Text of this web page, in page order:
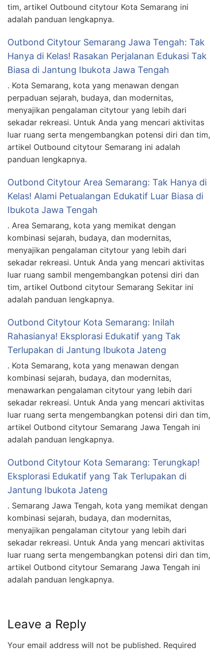
tim, artikel Outbound citytour Kota Semarang ini
adalah panduan lengkapnya.
Outbond Citytour Semarang Jawa Tengah: Tak
Hanya di Kelas! Rasakan Perjalanan Edukasi Tak
Biasa di Jantung Ibukota Jawa Tengah
. Kota Semarang, kota yang menawan dengan
perpaduan sejarah, budaya, dan modernitas,
menyajikan pengalaman citytour yang lebih dari
sekadar rekreasi. Untuk Anda yang mencari aktivitas
luar ruang serta mengembangkan potensi diri dan tim,
artikel Outbound citytour Semarang ini adalah
panduan lengkapnya.
Outbond Citytour Area Semarang: Tak Hanya di
Kelas! Alami Petualangan Edukatif Luar Biasa di
Ibukota Jawa Tengah
. Area Semarang, kota yang memikat dengan
kombinasi sejarah, budaya, dan modernitas,
menyajikan pengalaman citytour yang lebih dari
sekadar rekreasi. Untuk Anda yang mencari aktivitas
luar ruang sambil mengembangkan potensi diri dan
tim, artikel Outbond citytour Semarang Sekitar ini
adalah panduan lengkapnya.
Outbond Citytour Kota Semarang: Inilah
Rahasianya! Eksplorasi Edukatif yang Tak
Terlupakan di Jantung Ibukota Jateng
. Kota Semarang, kota yang menawan dengan
kombinasi sejarah, budaya, dan modernitas,
menawarkan pengalaman citytour yang lebih dari
sekadar rekreasi. Untuk Anda yang mencari aktivitas
luar ruang serta mengembangkan potensi diri dan tim,
artikel Outbond citytour Semarang Jawa Tengah ini
adalah panduan lengkapnya.
Outbond Citytour Kota Semarang: Terungkap!
Eksplorasi Edukatif yang Tak Terlupakan di
Jantung Ibukota Jateng
. Semarang Jawa Tengah, kota yang memikat dengan
kombinasi sejarah, budaya, dan modernitas,
menyajikan pengalaman citytour yang lebih dari
sekadar rekreasi. Untuk Anda yang mencari aktivitas
luar ruang serta mengembangkan potensi diri dan tim,
artikel Outbond citytour Semarang Jawa Tengah ini
adalah panduan lengkapnya.
Leave a Reply
Your email address will not be published. Required